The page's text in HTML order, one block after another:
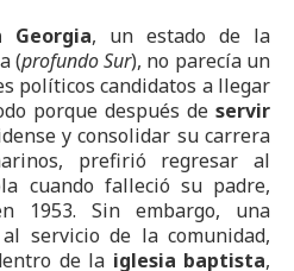
Georgia, un estado de la
(profundo Sur), no parecía un
políticos candidatos a llegar
porque después de servir
y consolidar su carrera
prefirió regresar al
cuando falleció su padre,
1953. Sin embargo, una
servicio de la comunidad,
de la iglesia baptista,